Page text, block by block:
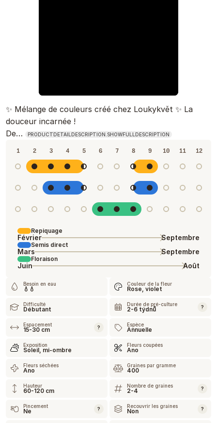
✨ Mélange de couleurs créé chez Loukykvět ✨ La
douceur incarnée !
De…
PRODUCTDETAILDESCRIPTION.SHOWFULLDESCRIPTION
1 2 3 4 5 6 7 8 9 10 11 12
Repiquage
Février Septembre
Semis direct
Mars Septembre
Floraison
Juin Août
Besoin en eau
💧💧
Couleur de la fleur
Rose, violet
Difficulté
Débutant
Durée de pré-culture
2-6 týdnů ?
Espacement
15-30 cm ? Espèce
Annuelle
Exposition
Soleil, mi-ombre
Fleurs coupées
Ano
Fleurs séchées
Ano
Graines par gramme
400
Hauteur
60-120 cm
Nombre de graines
2-4 ?
Pincement
Ne ? Recouvrir les graines
Non ?